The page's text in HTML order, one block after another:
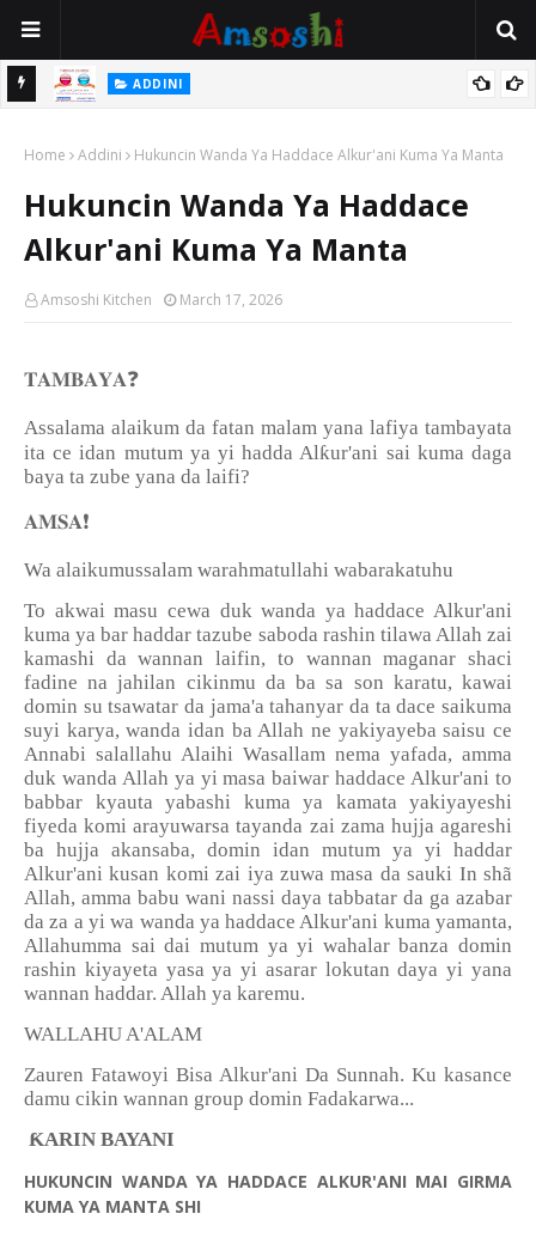
ADDINI
Home Addini Hukuncin Wanda Ya Haddace Alkur'ani Kuma Ya Manta
Hukuncin Wanda Ya Haddace
Alkur'ani Kuma Ya Manta
Amsoshi Kitchen March 17, 2026
𝐓𝐀𝐌𝐁𝐀𝐘𝐀❓
Assalama alaikum da fatan malam yana lafiya tambayata
ita ce idan mutum ya yi hadda Alƙur'ani sai kuma daga
baya ta zube yana da laifi?
𝐀𝐌𝐒𝐀❗
Wa alaikumussalam warahmatullahi wabarakatuhu
To akwai masu cewa duk wanda ya haddace Alkur'ani
kuma ya bar haddar tazube saboda rashin tilawa Allah zai
kamashi da wannan laifin, to wannan maganar shaci
fadine na jahilan cikinmu da ba sa son karatu, kawai
domin su tsawatar da jama'a tahanyar da ta dace saikuma
suyi karya, wanda idan ba Allah ne yakiyayeba saisu ce
Annabi salallahu Alaihi Wasallam nema yafada, amma
duk wanda Allah ya yi masa baiwar haddace Alkur'ani to
babbar kyauta yabashi kuma ya kamata yakiyayeshi
fiyeda komi arayuwarsa tayanda zai zama hujja agareshi
ba hujja akansaba, domin idan mutum ya yi haddar
Alkur'ani kusan komi zai iya zuwa masa da sauki In shã
Allah, amma babu wani nassi daya tabbatar da ga azabar
da za a yi wa wanda ya haddace Alkur'ani kuma yamanta,
Allahumma sai dai mutum ya yi wahalar banza domin
rashin kiyayeta yasa ya yi asarar lokutan daya yi yana
wannan haddar. Allah ya karemu.
WALLAHU A'ALAM
Zauren Fatawoyi Bisa Alkur'ani Da Sunnah. Ku kasance
damu cikin wannan group domin Fadakarwa...
ƘARIN BAYANI
HUKUNCIN WANDA YA HADDACE ALKUR'ANI MAI GIRMA
KUMA YA MANTA SHI